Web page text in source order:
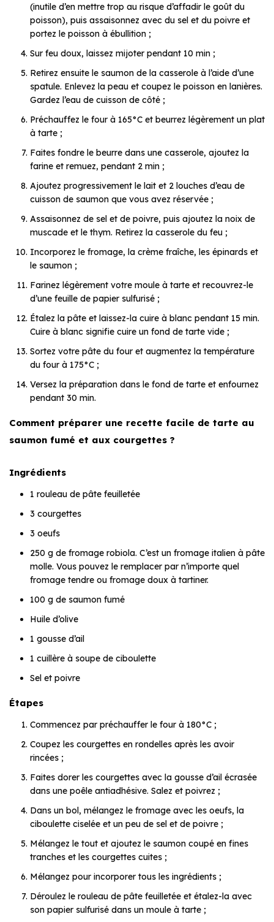
(inutile d’en mettre trop au risque d’affadir le goût du
poisson), puis assaisonnez avec du sel et du poivre et
portez le poisson à ébullition ;
Sur feu doux, laissez mijoter pendant 10 min ;
Retirez ensuite le saumon de la casserole à l’aide d’une
spatule. Enlevez la peau et coupez le poisson en lanières.
Gardez l’eau de cuisson de côté ;
Préchauffez le four à 165°C et beurrez légèrement un plat
à tarte ;
Faites fondre le beurre dans une casserole, ajoutez la
farine et remuez, pendant 2 min ;
Ajoutez progressivement le lait et 2 louches d’eau de
cuisson de saumon que vous avez réservée ;
Assaisonnez de sel et de poivre, puis ajoutez la noix de
muscade et le thym. Retirez la casserole du feu ;
Incorporez le fromage, la crème fraîche, les épinards et
le saumon ;
Farinez légèrement votre moule à tarte et recouvrez-le
d’une feuille de papier sulfurisé ;
Étalez la pâte et laissez-la cuire à blanc pendant 15 min.
Cuire à blanc signifie cuire un fond de tarte vide ;
Sortez votre pâte du four et augmentez la température
du four à 175°C ;
Versez la préparation dans le fond de tarte et enfournez
pendant 30 min.
Comment préparer une recette facile de tarte au
saumon fumé et aux courgettes ?
Ingrédients
1 rouleau de pâte feuilletée
3 courgettes
3 oeufs
250 g de fromage robiola. C’est un fromage italien à pâte
molle. Vous pouvez le remplacer par n’importe quel
fromage tendre ou fromage doux à tartiner.
100 g de saumon fumé
Huile d’olive
1 gousse d’ail
1 cuillère à soupe de ciboulette
Sel et poivre
Étapes
Commencez par préchauffer le four à 180°C ;
Coupez les courgettes en rondelles après les avoir
rincées ;
Faites dorer les courgettes avec la gousse d’ail écrasée
dans une poêle antiadhésive. Salez et poivrez ;
Dans un bol, mélangez le fromage avec les oeufs, la
ciboulette ciselée et un peu de sel et de poivre ;
Mélangez le tout et ajoutez le saumon coupé en fines
tranches et les courgettes cuites ;
Mélangez pour incorporer tous les ingrédients ;
Déroulez le rouleau de pâte feuilletée et étalez-la avec
son papier sulfurisé dans un moule à tarte ;